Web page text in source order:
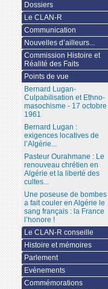
Dossiers
Le CLAN-R
Communication
Nouvelles d’ailleurs...
Commission Histoire et
Réalité des Faits
Points de vue
Bernard Lugan-
Culpabilisation et Ethno-
masochisme - 17 octobre
1961
Bernard Lugan :
exigences locatives de
l’Algérie...
Pasteur Ourahmane : Le
renouveau chrétien en
Algérie et la liberté des
cultes...
Une poseuse de bombes
a fait couler en Algérie le
sang français : la France
l’honore !
Le CLAN-R conseille
Histoire et mémoires
Parlement
Evènements
Commémorations